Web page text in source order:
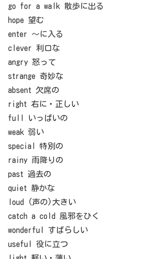
go for a walk 散歩に出る
hope 望む
enter ～に入る
clever 利口な
angry 怒って
strange 奇妙な
absent 欠席の
right 右に・正しい
full いっぱいの
weak 弱い
special 特別の
rainy 雨降りの
past 過去の
quiet 静かな
loud (声の)大きい
catch a cold 風邪をひく
wonderful すばらしい
useful 役に立つ